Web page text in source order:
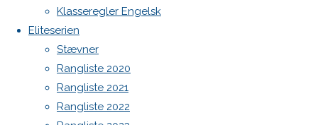
Klasseregler Engelsk
Eliteserien
Stævner
Rangliste 2020
Rangliste 2021
Rangliste 2022
og
Ranglisten
2024
Previous
image
Next
WordPress.org